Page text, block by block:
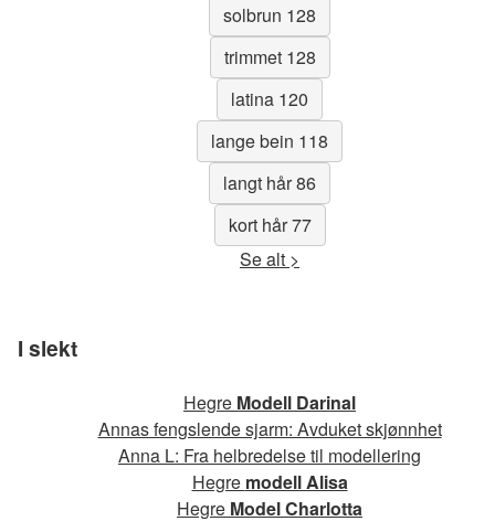
solbrun 128
trimmet 128
latina 120
lange bein 118
langt hår 86
kort hår 77
Se alt >
I slekt
Hegre Modell Darinal
Annas fengslende sjarm: Avduket skjønnhet
Anna L: Fra helbredelse til modellering
Hegre modell Alisa
Hegre Model Charlotta